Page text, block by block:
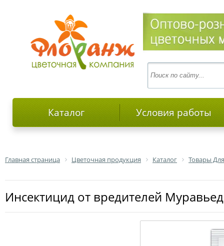
Каталог Условия работы
Главная страница Цветочная продукция Каталог Товары
Инсектицид от вредителей